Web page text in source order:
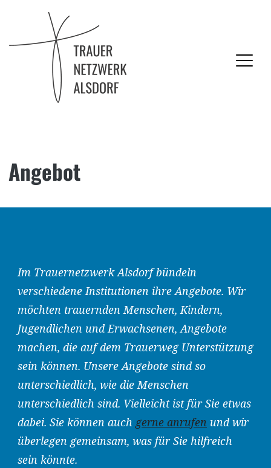
Skip
toAngebot
Im Trauernetzwerk Alsdorf bündeln
verschiedene Institutionen ihre Angebote. Wir
möchten trauernden Menschen, Kindern,
Jugendlichen und Erwachsenen, Angebote
machen, die auf dem Trauerweg Unterstützung
sein können. Unsere Angebote sind so
unterschiedlich, wie die Menschen
unterschiedlich sind. Vielleicht ist für Sie etwas
dabei. Sie können auch gerne anrufen und wir
überlegen gemeinsam, was für Sie hilfreich
sein könnte.